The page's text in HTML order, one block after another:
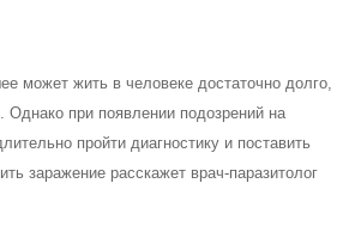
может жить в человеке достаточно долго,
Однако при появлении подозрений на
пройти диагностику и поставить
заражение расскажет врач-паразитолог